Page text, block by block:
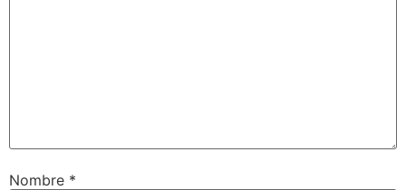
Nombre *